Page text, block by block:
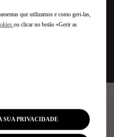
FORMA MAIS INTELIGENTE:
seu veículo
e por fora
que utilizamos e como geri-las,
ou clicar no botão «Gerir as
SUA PRIVACIDADE